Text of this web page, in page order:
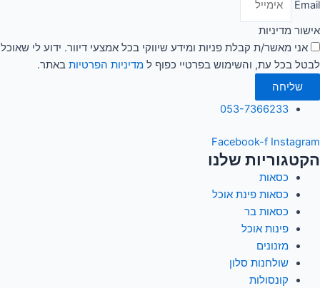
Email
אישור מדיניות
אני מאשר/ת קבלת פניות ומידע שיווקי בכל אמצעי דיוור. ידוע לי שאוכל
לבטל בכל עת, והשימוש בפרטיי כפוף ל מדיניות הפרטיות באתר.
שליחה
053-7366233
Facebook-f Instagram
הקטגוריות שלנו
כסאות
כסאות פינת אוכל
כסאות בר
פינות אוכל
מזנונים
שולחנות סלון
קונסולות